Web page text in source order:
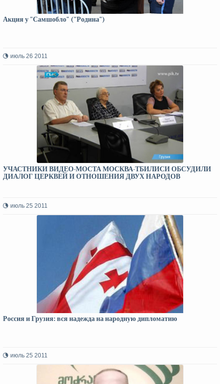
Акция у "Самшобло" ("Родина")
июль 26 2011
УЧАСТНИКИ ВИДЕО-МОСТА МОСКВА-ТБИЛИСИ ОБСУДИЛИ
ДИАЛОГ ЦЕРКВЕЙ И ОТНОШЕНИЯ ДВУХ НАРОДОВ
июль 25 2011
Россия и Грузия: вся надежда на народную дипломатию
июль 25 2011